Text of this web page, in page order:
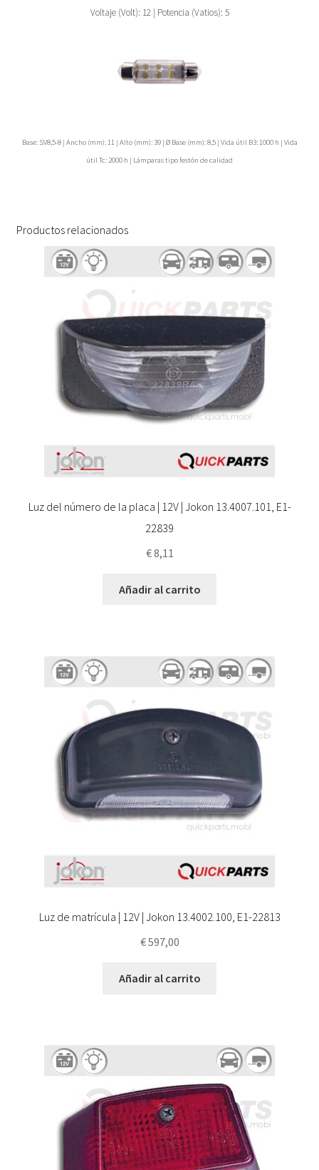
Voltaje (Volt): 12 | Potencia (Vatios): 5
Base: SV8,5-8 | Ancho (mm): 11 | Alto (mm): 39 | Ø Base (mm): 8,5 | Vida útil B3: 1000 h | Vida
útil Tc: 2000 h | Lámparas tipo festón de calidad
Productos relacionados
Luz del número de la placa | 12V | Jokon 13.4007.101, E1-
22839
€8,11
Añadir al carrito
Luz de matrícula | 12V | Jokon 13.4002.100, E1-22813
€597,00
Añadir al carrito